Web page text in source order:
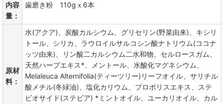
内容
量：
歯磨き粉 110gｘ6本
原材
料：
水(アクア)、炭酸カルシウム、グリセリン(野菜由来)、キシリ
トール、シリカ、ラウロイルサルコシン酸ナトリウム(ココナ
ッツ由来)、リン酸二カルシウム二水和物、セルロースガム、
天然ハーブエキス*、メントール、水酸化マグネシウム、
Melaleuca Alternifolia(ティーツリー)リーフオイル、サリチル
酸メチル(冬緑油)、塩化カリウム、プロポリスエキス、ステ
ビオサイド(ステビア) *ミントオイル、ユーカリオイル、カル